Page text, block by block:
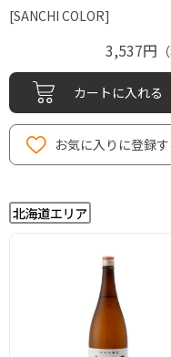
[SANCHI COLOR]
3,537円
カートに入れる
お気に入りに登録